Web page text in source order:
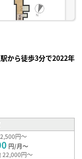
から徒歩3分で2022年
円～
円/月～
22,000円～